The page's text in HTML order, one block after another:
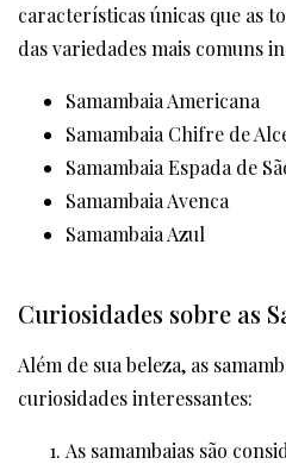
características únicas que as
das variedades mais comuns
Samambaia Americana
Samambaia Chifre de
Samambaia Espada de
Samambaia Avenca
Samambaia Azul
Curiosidades sobre as
Além de sua beleza, as
curiosidades interessantes:
As samambaias são